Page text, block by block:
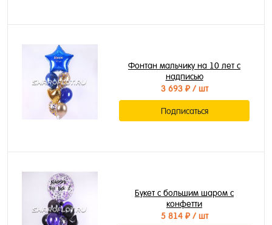
Фонтан мальчику на 10 лет с
надписью
3 693 ₽/ шт
Подписаться
Букет с большим шаром с
конфетти
5 814 ₽/ шт